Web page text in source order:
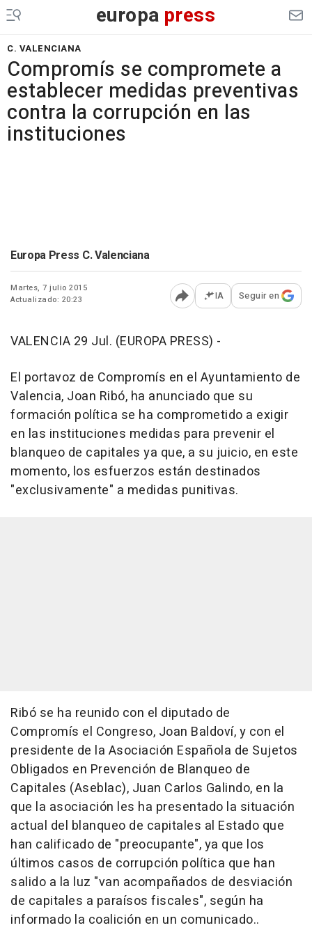
europa press
C. VALENCIANA
Compromís se compromete a
establecer medidas preventivas
contra la corrupción en las
instituciones
Europa Press C. Valenciana
Martes, 7 julio 2015
Actualizado: 20:23
Abrir opciones para
IA Seguir en
VALENCIA 29 Jul. (EUROPA PRESS) -
El portavoz de Compromís en el Ayuntamiento de
Valencia, Joan Ribó, ha anunciado que su
formación política se ha comprometido a exigir
en las instituciones medidas para prevenir el
blanqueo de capitales ya que, a su juicio, en este
momento, los esfuerzos están destinados
"exclusivamente" a medidas punitivas.
Ribó se ha reunido con el diputado de
Compromís el Congreso, Joan Baldoví, y con el
presidente de la Asociación Española de Sujetos
Obligados en Prevención de Blanqueo de
Capitales (Aseblac), Juan Carlos Galindo, en la
que la asociación les ha presentado la situación
actual del blanqueo de capitales al Estado que
han calificado de "preocupante", ya que los
últimos casos de corrupción política que han
salido a la luz "van acompañados de desviación
de capitales a paraísos fiscales", según ha
informado la coalición en un comunicado..